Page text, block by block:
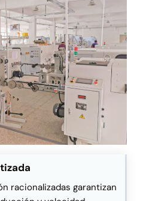
racionalizadas garantizan